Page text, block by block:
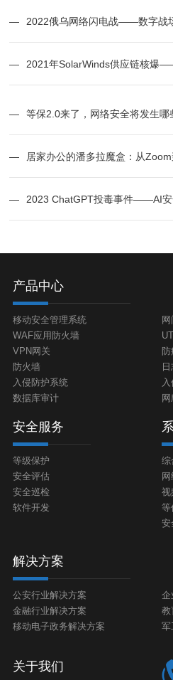
— 2022俄乌网络闪电战——数字战
— 2021年SolarWinds供应链核爆
— 等保2.0来了，网络安全将发生哪
— 居家办公的潘多拉魔盒：从
— 2023 ChatGPT投毒事件——AI安
产品中心
移动安全管理系统
网
WAF应用防火墙
VPN网关
防火墙
入侵防护系统
数据库审计
安全服务
等级保护
安全评估
安全巡检
软件开发
综
视
等
安
解决方案
公安行业解决方案
企
金融行业解决方案
教
移动电子政务解决方案
军
关于我们